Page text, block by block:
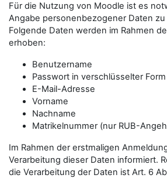
Für die Nutzung von Moodle ist es
Angabe personenbezogener Daten
Folgende Daten werden im Rahmen
erhoben:
Benutzername
Passwort in verschlüsselter Form
E-Mail-Adresse
Vorname
Nachname
Matrikelnummer (nur RUB-
Im Rahmen der erstmaligen
Verarbeitung dieser Daten informiert.
die Verarbeitung der Daten ist Art. 6